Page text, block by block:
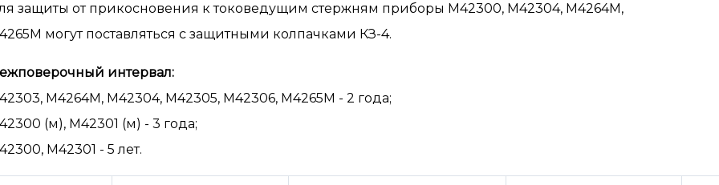
защиты от прикосновения к токоведущим стержням приборы М42300, М42304, М4264М,
могут поставляться с защитными колпачками КЗ-4.
интервал:
М4264М, М42304, М42305, М42306, М4265М - 2 года;
(м), М42301 (м) - 3 года;
М42301 - 5 лет.